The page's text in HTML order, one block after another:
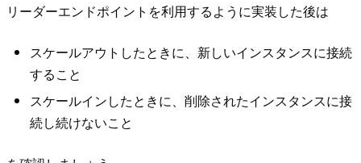
リーダーエンドポイントを利用するように実装した後は
スケールアウトしたときに、新しいインスタンスに接続
すること
スケールインしたときに、削除されたインスタンスに接
続し続けないこと